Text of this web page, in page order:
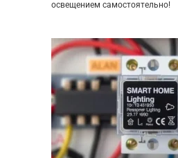
освещением самостоятельно!